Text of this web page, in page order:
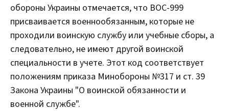
обороны Украины отмечается, что ВОС-999
присваивается военнообязанным, которые не
проходили воинскую службу или учебные сборы, а
следовательно, не имеют другой воинской
специальности в учете. Этот код соответствует
положениям приказа Минобороны №317 и ст. 39
Закона Украины "О воинской обязанности и
военной службе".